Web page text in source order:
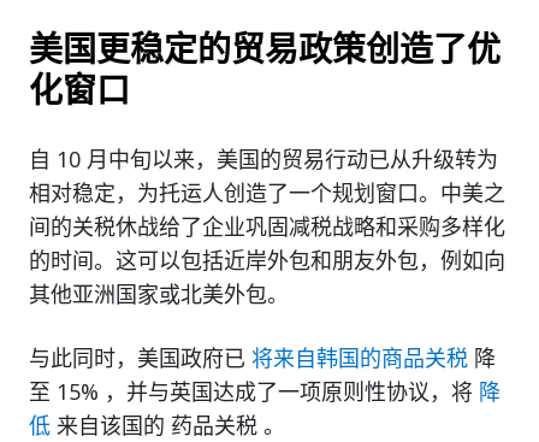
美国更稳定的贸易政策创造了优
化窗口
自 10 月中旬以来，美国的贸易行动已从升级转为
相对稳定，为托运人创造了一个规划窗口。中美之
间的关税休战给了企业巩固减税战略和采购多样化
的时间。这可以包括近岸外包和朋友外包，例如向
其他亚洲国家或北美外包。
与此同时，美国政府已 将来自韩国的商品关税 降
至 15% ，并与英国达成了一项原则性协议，将 降
低 来自该国的 药品关税 。